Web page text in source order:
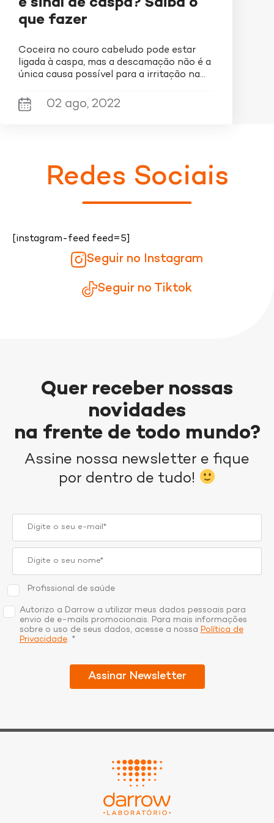
fórmula inovadora e patenteada tem ação
antifúngica, 0% sulfato e possui 87% de
anticaspa Darrow atende a diferentes
necessidades relacionadas a caspa, contando
tem couro cabeludo sensível e Doctar Salic,
para tratar a caspa persistente.
é sinal de caspa? Saiba o
que fazer
Coceira no couro cabeludo pode estar
ligada à caspa, mas a descamação não é a
única causa possível para a irritação na
02 ago, 2022
Redes Sociais
[instagram-feed feed=5]
Seguir no Instagram
Seguir no Tiktok
Quer receber nossas
novidades
na frente de todo mundo?
Assine nossa newsletter e fique
por dentro de tudo!
Profissional de saúde
Autorizo a Darrow a utilizar meus dados pessoais para
envio de e-mails promocionais. Para mais informações
sobre o uso de seus dados, acesse a nossa Política de
Privacidade. *